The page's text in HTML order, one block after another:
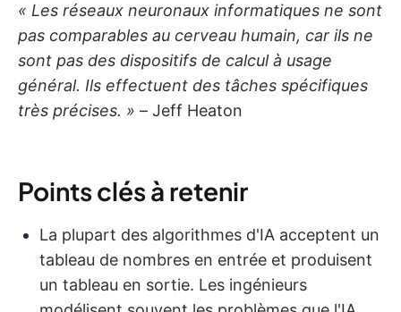
« Les réseaux neuronaux informatiques ne sont
pas comparables au cerveau humain, car ils ne
sont pas des dispositifs de calcul à usage
général. Ils effectuent des tâches spécifiques
très précises. » – Jeff Heaton
Points clés à retenir
La plupart des algorithmes d'IA acceptent un
tableau de nombres en entrée et produisent
un tableau en sortie. Les ingénieurs